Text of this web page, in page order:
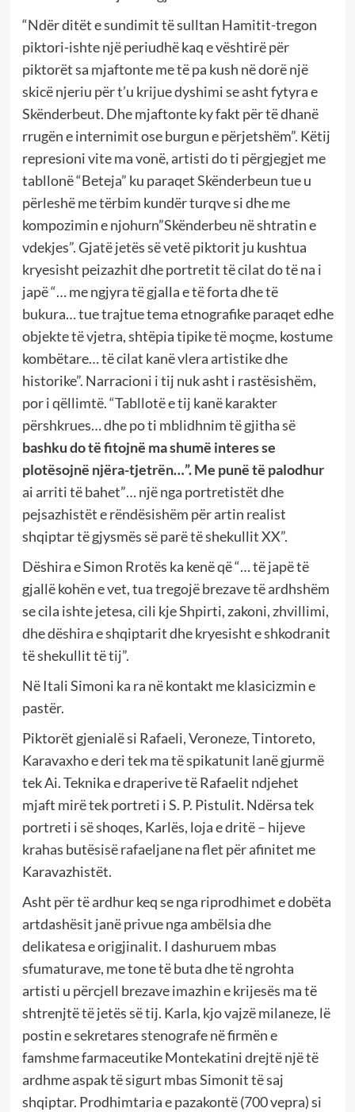
“Ndër ditët e sundimit të sulltan Hamitit-tregon
piktori-ishte një periudhë kaq e vështirë për
piktorët sa mjaftonte me të pa kush në dorë një
skicë njeriu për t’u krijue dyshimi se asht fytyra e
Skënderbeut. Dhe mjaftonte ky fakt për të dhanë
rrugën e internimit ose burgun e përjetshëm”. Këtij
represioni vite ma vonë, artisti do ti përgjegjet me
tabllonë “Beteja” ku paraqet Skënderbeun tue u
përleshë me tërbim kundër turqve si dhe me
kompozimin e njohurn”Skënderbeu në shtratin e
vdekjes”. Gjatë jetës së vetë piktorit ju kushtua
kryesisht peizazhit dhe portretit të cilat do të na i
japë “… me ngjyra të gjalla e të forta dhe të
bukura… tue trajtue tema etnografike paraqet edhe
objekte të vjetra, shtëpia tipike të moçme, kostume
kombëtare… të cilat kanë vlera artistike dhe
historike”. Narracioni i tij nuk asht i rastësishëm,
por i qëllimtë. “Tabllotë e tij kanë karakter
përshkrues… dhe po ti mblidhnim të gjitha së
bashku do të fitojnë ma shumë interes se
plotësojnë njëra-tjetrën…”. Me punë të palodhur
ai arriti të bahet”… një nga portretistët dhe
pejsazhistët e rëndësishëm për artin realist
shqiptar të gjysmës së parë të shekullit XX”.
Dëshira e Simon Rrotës ka kenë që “… të japë të
gjallë kohën e vet, tua tregojë brezave të ardhshëm
se cila ishte jetesa, cili kje Shpirti, zakoni, zhvillimi,
dhe dëshira e shqiptarit dhe kryesisht e shkodranit
të shekullit të tij”.
Në Itali Simoni ka ra në kontakt me klasicizmin e
pastër.
Piktorët gjenialë si Rafaeli, Veroneze, Tintoreto,
Karavaxho e deri tek ma të spikatunit lanë gjurmë
tek Ai. Teknika e draperive të Rafaelit ndjehet
mjaft mirë tek portreti i S. P. Pistulit. Ndërsa tek
portreti i së shoqes, Karlës, loja e dritë – hijeve
krahas butësisë rafaeljane na flet për afinitet me
Karavazhistët.
Asht për të ardhur keq se nga riprodhimet e dobëta
artdashësit janë privue nga ambëlsia dhe
delikatesa e origjinalit. I dashuruem mbas
sfumaturave, me tone të buta dhe të ngrohta
artisti u përcjell brezave imazhin e krijesës ma të
shtrenjtë të jetës së tij. Karla, kjo vajzë milaneze, lë
postin e sekretares stenografe në firmën e
famshme farmaceutike Montekatini drejtë një të
ardhme aspak të sigurt mbas Simonit të saj
shqiptar. Prodhimtaria e pazakontë (700 vepra) si